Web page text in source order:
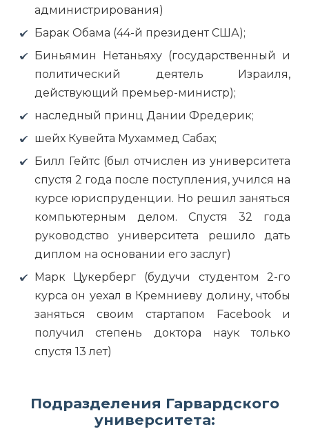
администрирования)
Барак Обама (44-й президент США);
Биньямин Нетаньяху (государственный и
политический деятель Израиля,
действующий премьер-министр);
наследный принц Дании Фредерик;
шейх Кувейта Мухаммед Сабах;
Билл Гейтс (был отчислен из университета
спустя 2 года после поступления, учился на
курсе юриспруденции. Но решил заняться
компьютерным делом. Спустя 32 года
руководство университета решило дать
диплом на основании его заслуг)
Марк Цукерберг (будучи студентом 2-го
курса он уехал в Кремниеву долину, чтобы
заняться своим стартапом Facebook и
получил степень доктора наук только
спустя 13 лет)
Подразделения Гарвардского
университета: